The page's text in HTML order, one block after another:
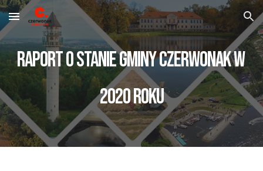
Skip to main content Skip to navigation
Raport o stanie Gminy Czerwonak w
2020 roku